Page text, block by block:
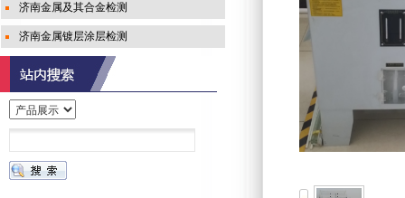
济南金属及其合金检测
济南金属镀层涂层检测